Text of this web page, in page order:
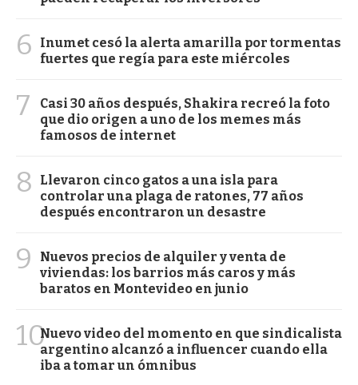
6
Inumet cesó la alerta amarilla por tormentas
fuertes que regía para este miércoles
7
Casi 30 años después, Shakira recreó la foto
que dio origen a uno de los memes más
famosos de internet
8
Llevaron cinco gatos a una isla para
controlar una plaga de ratones, 77 años
después encontraron un desastre
9
Nuevos precios de alquiler y venta de
viviendas: los barrios más caros y más
baratos en Montevideo en junio
10Nuevo video del momento en que sindicalista
argentino alcanzó a influencer cuando ella
iba a tomar un ómnibus